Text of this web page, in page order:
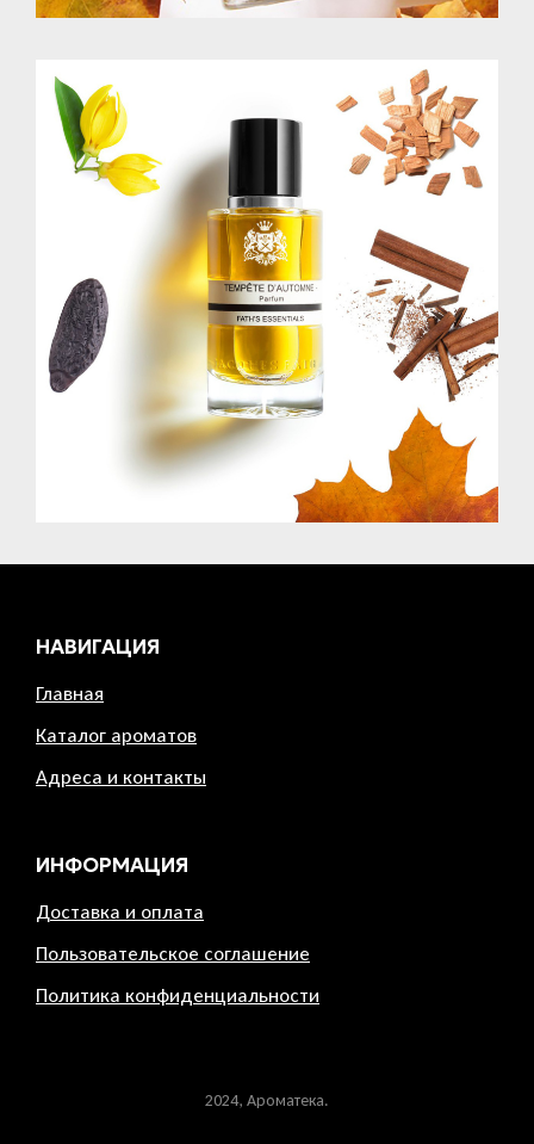
НАВИГАЦИЯ
Главная
Каталог ароматов
Адреса и контакты
ИНФОРМАЦИЯ
Доставка и оплата
Пользовательское соглашение
Политика конфиденциальности
2024, Ароматека.